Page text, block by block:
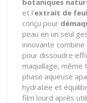
et l'extrait de
conçu pour
peau en un seul
innovante combine
pour dissoudre
maquillage, même
phase aqueuse
hydratée et
film lourd après